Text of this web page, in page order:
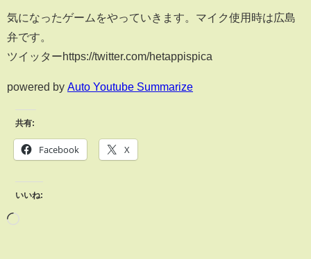
気になったゲームをやっていきます。マイク使用時は広島
弁です。
ツイッターhttps://twitter.com/hetappispica
powered by Auto Youtube Summarize
共有:
Facebook X
いいね: